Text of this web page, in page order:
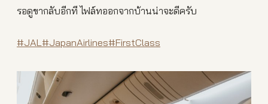
รอดูขากลับอีกที ไฟล์ทออกจากบ้านน่าจะดีครับ
#JAL #JapanAirlines#FirstClass